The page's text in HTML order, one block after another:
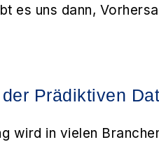
es uns dann,
Prädiktiven
wird in vielen